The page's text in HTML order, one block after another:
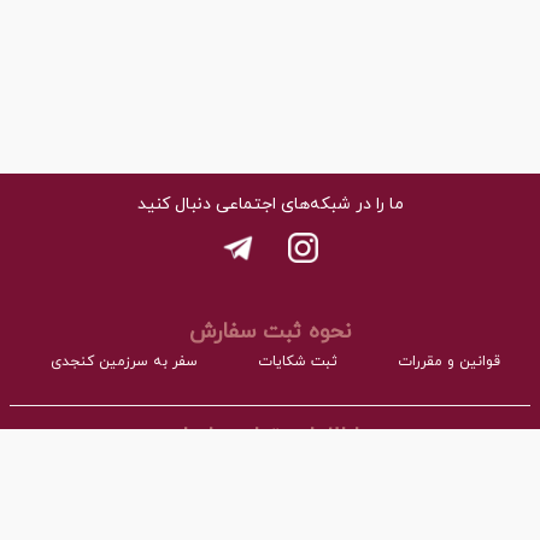
ما را در شبکه‌های اجتماعی دنبال کنید
نحوه ثبت سفارش
قوانین و مقررات ثبت شکایات سفر به سرزمین کنجدی
اطلاعات تماس با ما